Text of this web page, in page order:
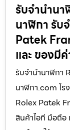
รับจำนำนา
นาฬิกา รับ
Patek
และ ของมี
รับจำนำนาฬิกา
นาฬิกา.com โร
Rolex Patek
สินค้าไอที มือถือ